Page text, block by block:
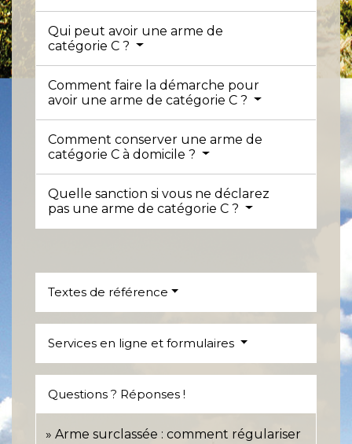
Qui peut avoir une arme de
catégorie C ?
Comment faire la démarche pour
avoir une arme de catégorie C ?
Comment conserver une arme de
catégorie C à domicile ?
Quelle sanction si vous ne déclarez
pas une arme de catégorie C ?
Textes de référence
Services en ligne et formulaires
Questions ? Réponses !
Arme surclassée : comment régulariser